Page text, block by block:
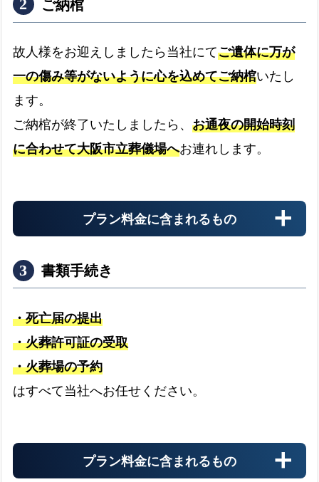
病院
expand_more介護施設へのお迎え
警察署
expand_more警察署へのお迎え
ご納棺
故人様をお迎えしましたら当社にてご遺体に万が
一の傷み等がないように心を込めてご納棺いたし
ます。
ご納棺が終了いたしましたら、 お通夜の開始時刻
に合わせて大阪市立葬儀場へお連れします。
プラン料金に含まれるもの
お迎え先からの搬送料金
安置料金
書類手続き
・死亡届の提出
・火葬許可証の受取
・火葬場の予約
はすべて当社へお任せください。
プラン料金に含まれるもの